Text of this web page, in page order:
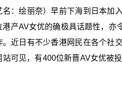
名：绘丽奈）早前下海到日本加
港产AV女优的确极具话题性，亦
。近日有不少香港网民在各个社
站可见，有400位新晋AV女优被